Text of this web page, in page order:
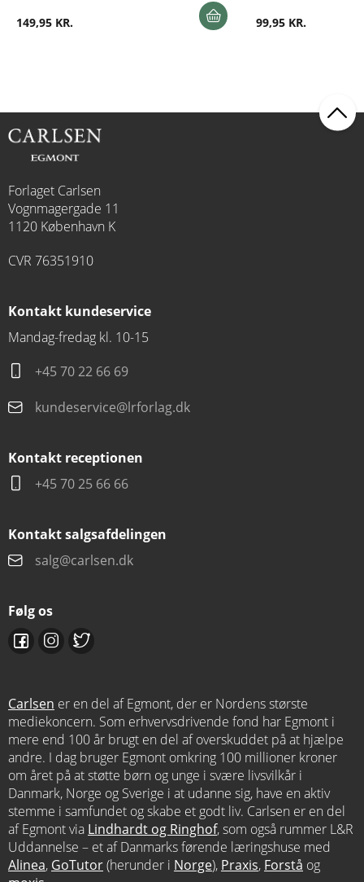
149,95 KR. 99,95 KR.
Forlaget Carlsen
Vognmagergade 11
1120 København K
CVR 76351910
Kontakt kundeservice
Mandag-fredag kl. 10-15
+45 70 22 66 69
kundeservice@lrforlag.dk
Kontakt receptionen
+45 70 25 66 66
Kontakt salgsafdelingen
salg@carlsen.dk
Følg os
Carlsen er en del af Egmont, der er Nordens største
mediekoncern. Som erhvervsdrivende fond har Egmont i
mere end 100 år brugt en del af overskuddet på at hjælpe
andre. I dag bruger Egmont omkring 100 millioner kroner
om året på at støtte børn og unge i svære livsvilkår i
Danmark, Norge og Sverige i at udanne sig, have en aktiv
stemme i samfundet og skabe et godt liv. Carlsen er en del
af Egmont via Lindhardt og Ringhof, som også rummer L&R
Uddannelse – et af Danmarks førende læringshuse med
Alinea, GoTutor(herunder i Norge), Praxis, Forstå og